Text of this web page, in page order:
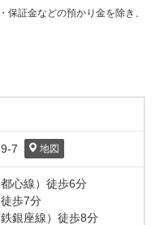
証金などの預かり金を除き、
9-7 地図
心線） 徒歩6分
徒歩7分
銀座線） 徒歩8分